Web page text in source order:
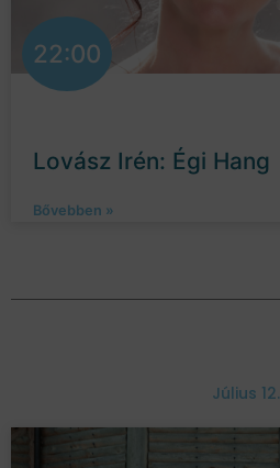
22:00
Lovász Irén: Égi Hang
Bővebben »
Július 12.